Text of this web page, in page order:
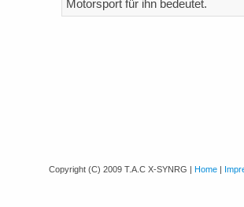
Motorsport für ihn bedeutet.
Copyright (C) 2009 T.A.C X-SYNRG | Home |